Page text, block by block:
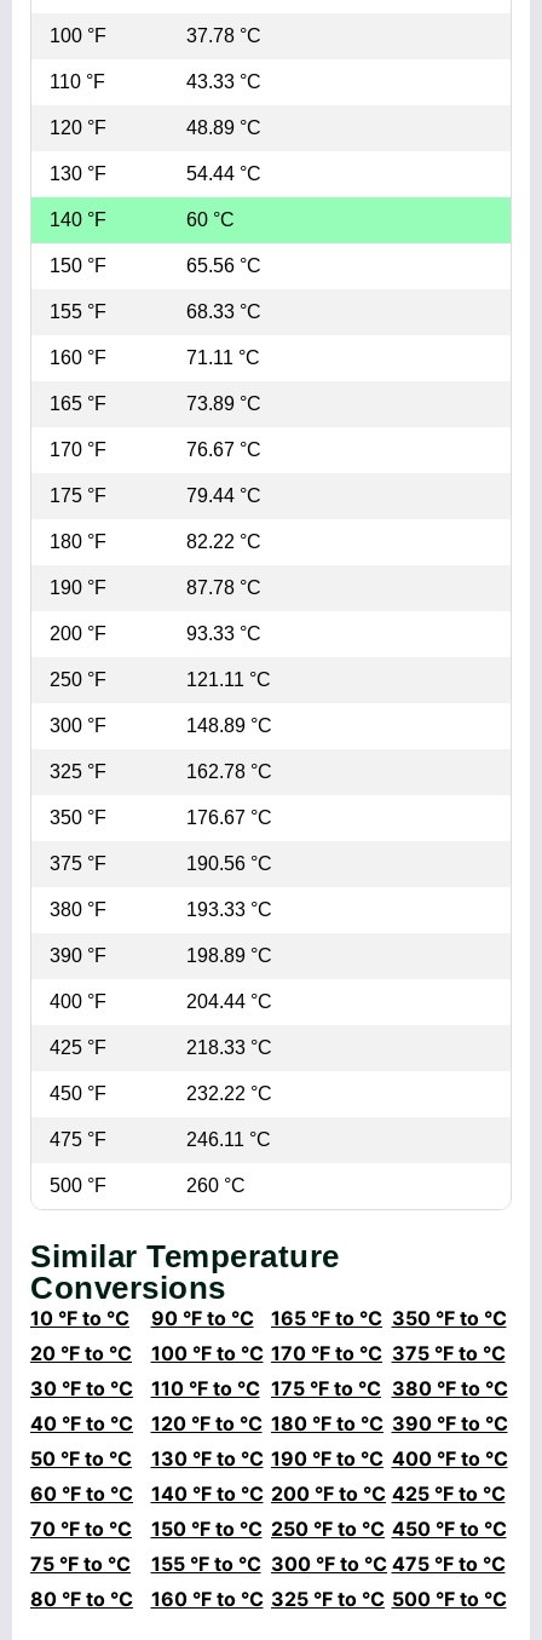
100 °F 37.78 °C
110 °F 43.33 °C
120 °F 48.89 °C
130 °F 54.44 °C
140 °F 60 °C
150 °F 65.56 °C
155 °F 68.33 °C
160 °F 71.11 °C
165 °F 73.89 °C
170 °F 76.67 °C
175 °F 79.44 °C
180 °F 82.22 °C
190 °F 87.78 °C
200 °F 93.33 °C
250 °F 121.11 °C
300 °F 148.89 °C
325 °F 162.78 °C
350 °F 176.67 °C
375 °F 190.56 °C
380 °F 193.33 °C
390 °F 198.89 °C
400 °F 204.44 °C
425 °F 218.33 °C
450 °F 232.22 °C
475 °F 246.11 °C
500 °F 260 °C
Similar Temperature
Conversions
10 °F to °C
20 °F to °C
30 °F to °C
40 °F to °C
50 °F to °C
60 °F to °C
70 °F to °C
75 °F to °C
80 °F to °C
90 °F to °C
100 °F to °C
110 °F to °C
120 °F to °C
130 °F to °C
140 °F to °C
150 °F to °C
155 °F to °C
160 °F to °C
165 °F to °C
170 °F to °C
175 °F to °C
180 °F to °C
190 °F to °C
200 °F to °C
250 °F to °C
300 °F to °C
325 °F to °C
350 °F to °C
375 °F to °C
380 °F to °C
390 °F to °C
400 °F to °C
425 °F to °C
450 °F to °C
475 °F to °C
500 °F to °C